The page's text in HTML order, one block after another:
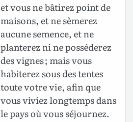
et vous ne bâtirez point de
maisons, et ne sèmerez
aucune semence, et ne
planterez ni ne posséderez
des vignes ; mais vous
habiterez sous des tentes
toute votre vie, afin que
vous viviez longtemps dans
le pays où vous séjournez.